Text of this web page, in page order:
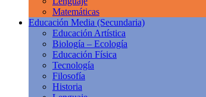
Matemáticas
Educación Media (Secundaria)
Educación Artística
Biología – Ecología
Educación Física
Tecnología
Filosofía
Historia